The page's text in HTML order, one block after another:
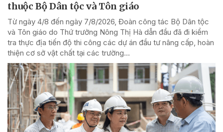
thuộc Bộ Dân tộc và Tôn giáo
Từ ngày 4/8 đến ngày 7/8/2026, Đoàn công tác Bộ Dân tộc
và Tôn giáo do Thứ trưởng Nông Thị Hà dẫn đầu đã đi kiểm
tra thực địa tiến độ thi công các dự án đầu tư nâng cấp, hoàn
thiện cơ sở vật chất tại các trường...